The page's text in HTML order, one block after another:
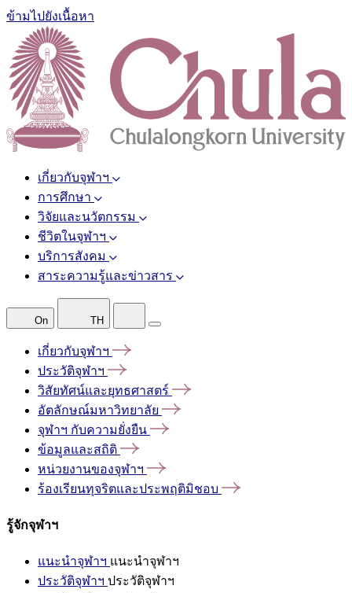
ข้ามไปยังเนื้อหา
เกี่ยวกับจุฬาฯ
การศึกษา
วิจัยและนวัตกรรม
ชีวิตในจุฬาฯ
บริการสังคม
สาระความรู้และข่าวสาร
On TH
เกี่ยวกับจุฬาฯ
ประวัติจุฬาฯ
วิสัยทัศน์และยุทธศาสตร์
อัตลักษณ์มหาวิทยาลัย
จุฬาฯ กับความยั่งยืน
ข้อมูลและสถิติ
หน่วยงานของจุฬาฯ
ร้องเรียนทุจริตและประพฤติมิชอบ
รู้จักจุฬาฯ
แนะนำจุฬาฯ แนะนำจุฬาฯ
ประวัติจุฬาฯ ประวัติจุฬาฯ